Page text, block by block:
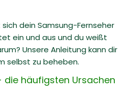
dein Samsung-Fernseher
ein und aus und du weißt
Unsere Anleitung kann dir
selbst zu beheben.
die häufigsten Ursachen